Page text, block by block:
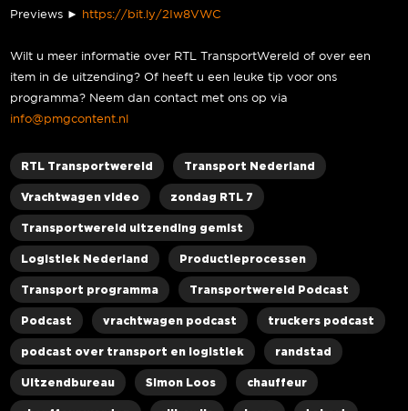
Previews ► https://bit.ly/2Iw8VWC
Wilt u meer informatie over RTL TransportWereld of over een
item in de uitzending? Of heeft u een leuke tip voor ons
programma? Neem dan contact met ons op via
info@pmgcontent.nl
RTL Transportwereld Transport Nederland
Vrachtwagen video zondag RTL 7
Transportwereld uitzending gemist
Logistiek Nederland Productieprocessen
Transport programma Transportwereld Podcast
Podcast vrachtwagen podcast truckers podcast
podcast over transport en logistiek randstad
Uitzendbureau Simon Loos chauffeur